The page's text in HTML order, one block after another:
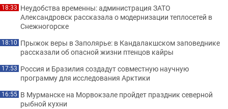
18:33 Неудобства временны: администрация ЗАТО
Александровск рассказала о модернизации теплосетей в
Снежногорске
18:10 Прыжок веры в Заполярье: в Кандалакшском заповеднике
рассказали об опасной жизни птенцов кайры
17:53 Россия и Бразилия создадут совместную научную
программу для исследования Арктики
16:55 В Мурманске на Морвокзале пройдет праздник северной
рыбной кухни